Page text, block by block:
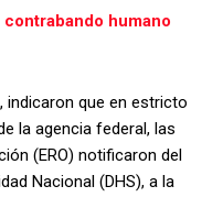
humano
indicaron que en estricto
la agencia federal, las
(ERO) notificaron del
Nacional (DHS), a la